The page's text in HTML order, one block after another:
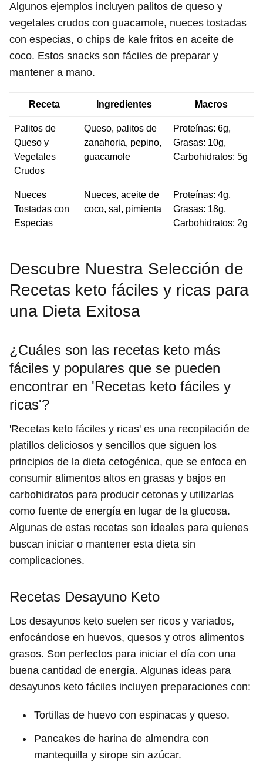
Algunos ejemplos incluyen palitos de queso y
vegetales crudos con guacamole, nueces tostadas
con especias, o chips de kale fritos en aceite de
coco. Estos snacks son fáciles de preparar y
mantener a mano.
Receta Ingredientes Macros
Palitos de
Queso y
Vegetales
Crudos
Queso, palitos de
zanahoria, pepino,
guacamole
Proteínas: 6g,
Grasas: 10g,
Carbohidratos: 5g
Nueces
Tostadas con
Especias
Nueces, aceite de
coco, sal, pimienta
Proteínas: 4g,
Grasas: 18g,
Carbohidratos: 2g
Descubre Nuestra Selección de
Recetas keto fáciles y ricas para
una Dieta Exitosa
¿Cuáles son las recetas keto más
fáciles y populares que se pueden
encontrar en 'Recetas keto fáciles y
ricas'?
'Recetas keto fáciles y ricas' es una recopilación de
platillos deliciosos y sencillos que siguen los
principios de la dieta cetogénica, que se enfoca en
consumir alimentos altos en grasas y bajos en
carbohidratos para producir cetonas y utilizarlas
como fuente de energía en lugar de la glucosa.
Algunas de estas recetas son ideales para quienes
buscan iniciar o mantener esta dieta sin
complicaciones.
Recetas Desayuno Keto
Los desayunos keto suelen ser ricos y variados,
enfocándose en huevos, quesos y otros alimentos
grasos. Son perfectos para iniciar el día con una
buena cantidad de energía. Algunas ideas para
desayunos keto fáciles incluyen preparaciones con:
Tortillas de huevo con espinacas y queso.
Pancakes de harina de almendra con
mantequilla y sirope sin azúcar.